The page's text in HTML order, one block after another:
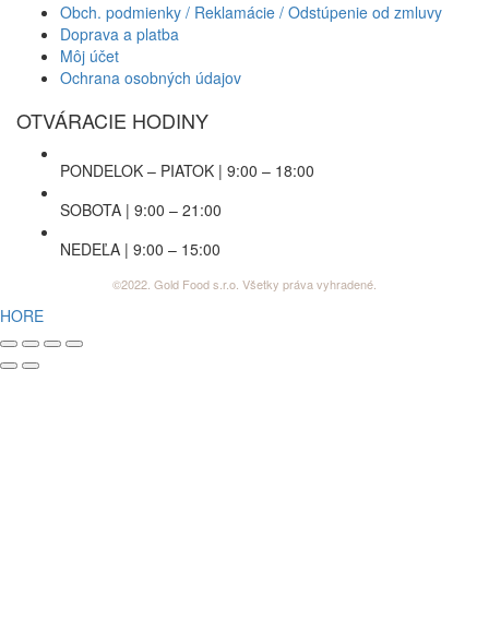
Obch. podmienky / Reklamácie / Odstúpenie od zmluvy
Doprava a platba
Môj účet
Ochrana osobných údajov
OTVÁRACIE HODINY
PONDELOK – PIATOK | 9:00 – 18:00
SOBOTA | 9:00 – 21:00
NEDEĽA | 9:00 – 15:00
©2022. Gold Food s.r.o. Všetky práva vyhradené.
HORE